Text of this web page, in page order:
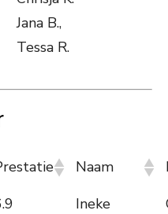
Jana B.,
Tessa R.
Naam
Ineke